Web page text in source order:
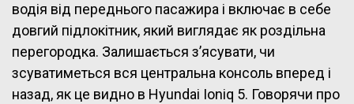
водія від переднього пасажира і включає в себе
довгий підлокітник, який виглядає як роздільна
перегородка. Залишається з’ясувати, чи
зсуватиметься вся центральна консоль вперед і
назад, як це видно в Hyundai Ioniq 5. Говорячи про